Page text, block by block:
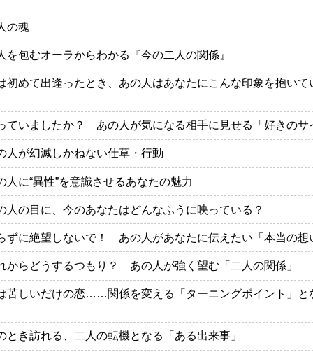
の魂
を包むオーラからわかる『今の二人の関係』
初めて出逢ったとき、あの人はあなたにこんな印象を抱いて
ていましたか？ あの人が気になる相手に見せる「好きのサ
人が幻滅しかねない仕草・行動
人に“異性”を意識させるあなたの魅力
人の目に、今のあなたはどんなふうに映っている？
ずに絶望しないで！ あの人があなたに伝えたい「本当の想
からどうするつもり？ あの人が強く望む「二人の関係」
苦しいだけの恋……関係を変える「ターニングポイント」と
とき訪れる、二人の転機となる「ある出来事」